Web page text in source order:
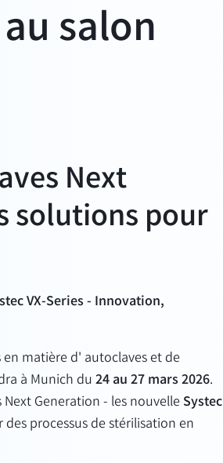
salon
Next
solutions pour
VX-Series - Innovation,
matière d' autoclavesetde
à Munich du24 au 27 mars 2026.
Next Generation - les nouvelleSystec
processus de stérilisation en